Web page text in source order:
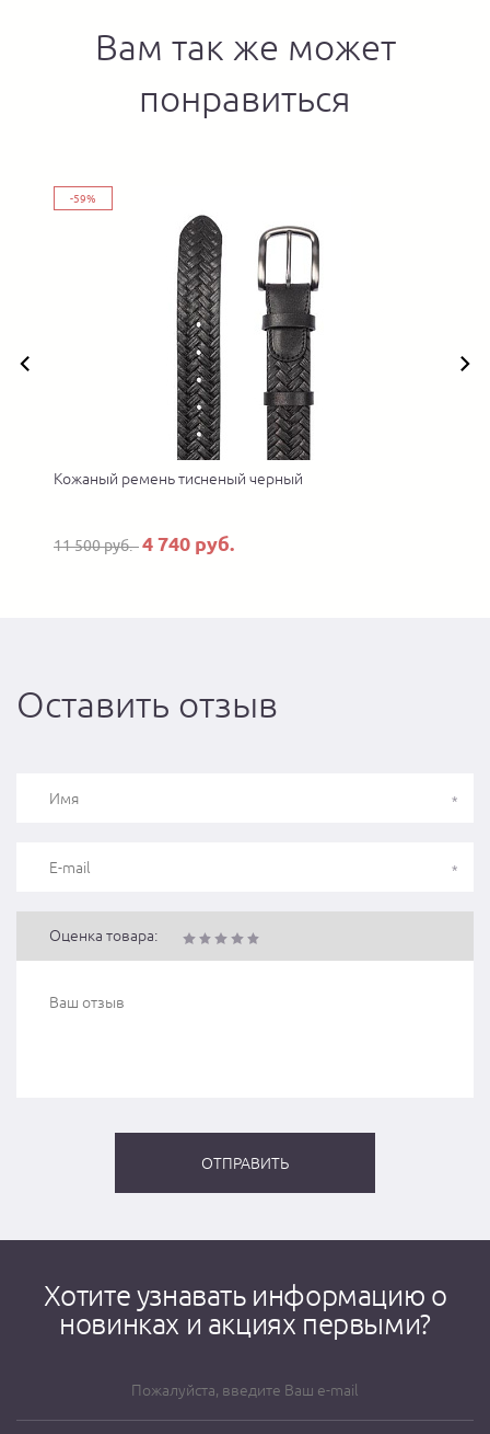
Вам так же может
понравиться
-59%
Кожаный ремень тисненый черный
11 500 руб.4 740 руб.
Оставить отзыв
Оценка товара:
Хотите узнавать информацию о
новинках и акциях первыми?